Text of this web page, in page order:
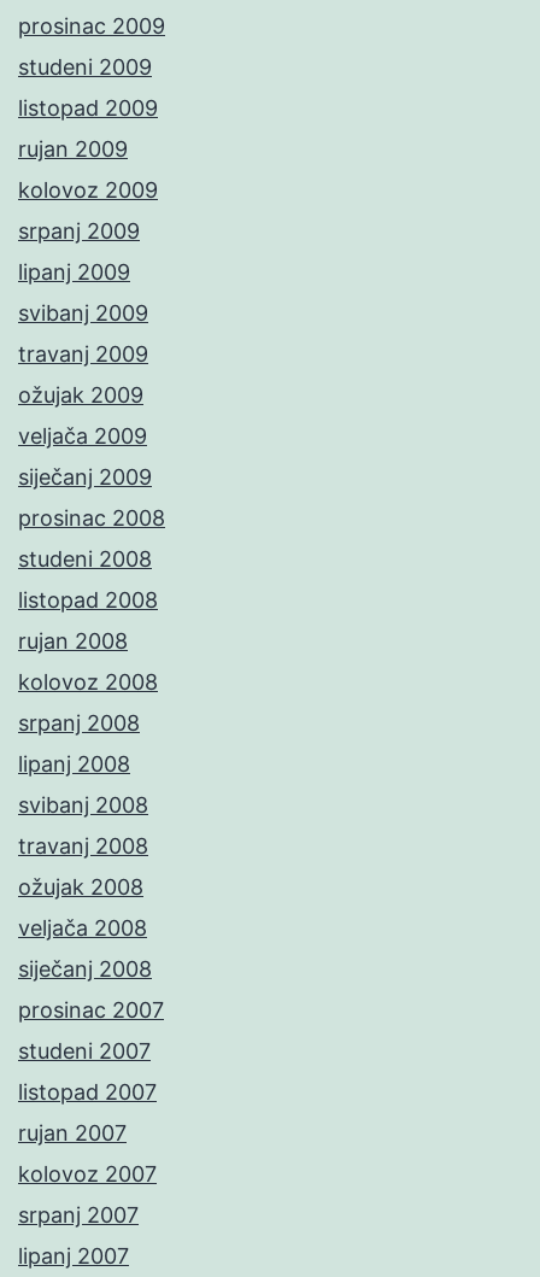
prosinac 2009
studeni 2009
listopad 2009
rujan 2009
kolovoz 2009
srpanj 2009
lipanj 2009
svibanj 2009
travanj 2009
ožujak 2009
veljača 2009
siječanj 2009
prosinac 2008
studeni 2008
listopad 2008
rujan 2008
kolovoz 2008
srpanj 2008
lipanj 2008
svibanj 2008
travanj 2008
ožujak 2008
veljača 2008
siječanj 2008
prosinac 2007
studeni 2007
listopad 2007
rujan 2007
kolovoz 2007
srpanj 2007
lipanj 2007